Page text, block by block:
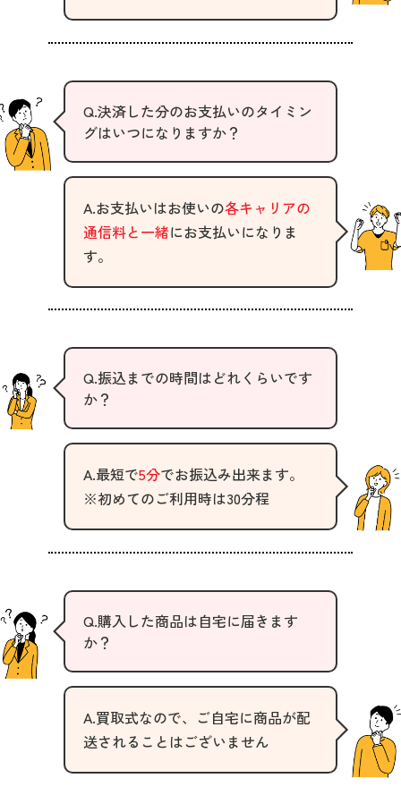
Q.決済した分のお支払いのタイミン
グはいつになりますか？
A.お支払いはお使いの各キャリアの
通信料と一緒にお支払いになりま
す。
Q.振込までの時間はどれくらいです
か？
A.最短で5分でお振込み出来ます。
※初めてのご利用時は30分程
Q.購入した商品は自宅に届きます
か？
A.買取式なので、ご自宅に商品が配
送されることはございません